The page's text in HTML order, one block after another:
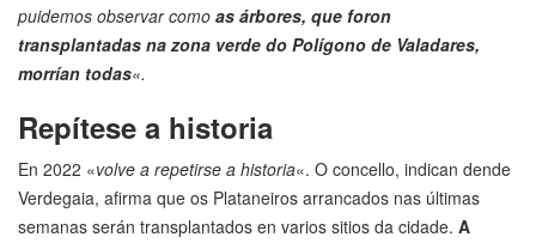
puidemos observar como as árbores, que foron
transplantadas na zona verde do Polígono de Valadares,
morrían todas«.
Repítese a historia
En 2022 «volve a repetirse a historia«. O concello, indican dende
Verdegaia, afirma que os Plataneiros arrancados nas últimas
semanas serán transplantados en varios sitios da cidade. A